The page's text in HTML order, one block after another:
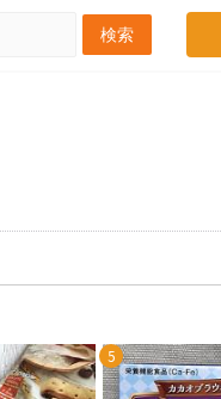
検索
5